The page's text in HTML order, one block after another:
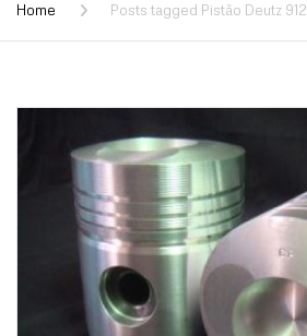
Home Posts tagged Pistão Deutz 912